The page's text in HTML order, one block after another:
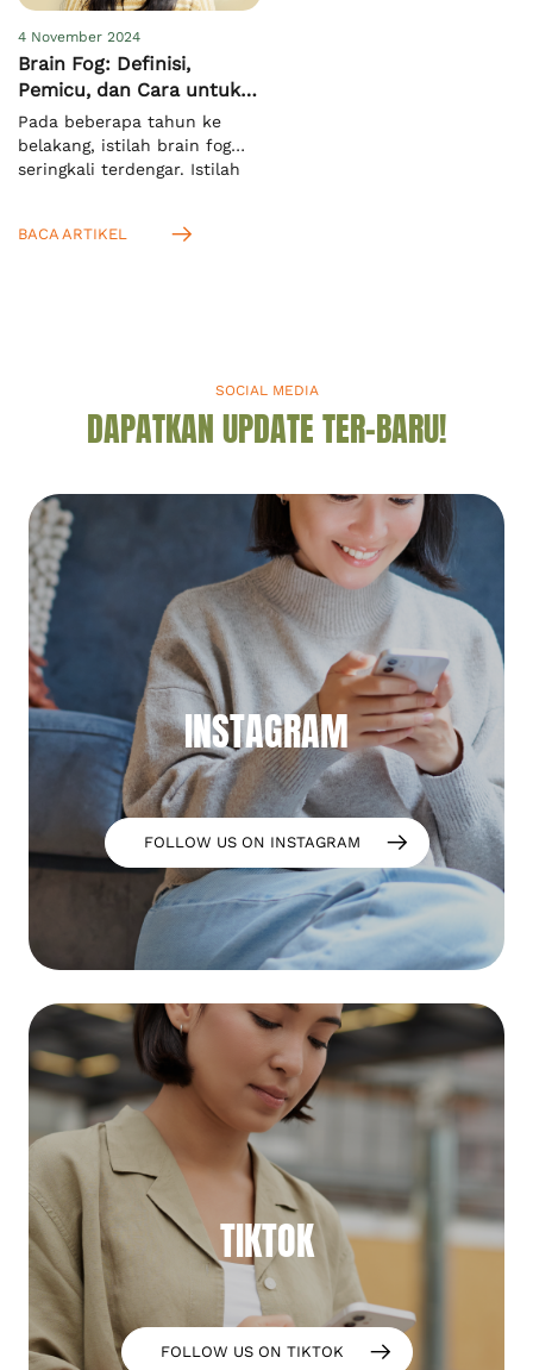
mengalaminya. […]
4 November 2024
Brain Fog: Definisi,
Pemicu, dan Cara untuk
Mengatasinya
Pada beberapa tahun ke
belakang, istilah brain fog
seringkali terdengar. Istilah
untuk memusatkan fokus
Anda akan mengenalnya
dalam bahasa Indonesia.
BACA ARTIKEL
SOCIAL MEDIA
DAPATKAN UPDATE TER-BARU!
INSTAGRAM
FOLLOW US ON INSTAGRAM
TIKTOK
FOLLOW US ON TIKTOK